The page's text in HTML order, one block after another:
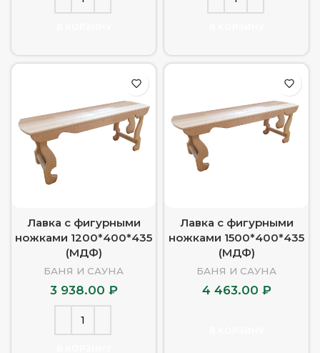
Лавка с фигурными
ножками 1200*400*435
(МДФ)
БАНЯ И САУНА
3 938.00 ₽
Лавка с фигурными
ножками 1500*400*435
(МДФ)
БАНЯ И САУНА
4 463.00 ₽